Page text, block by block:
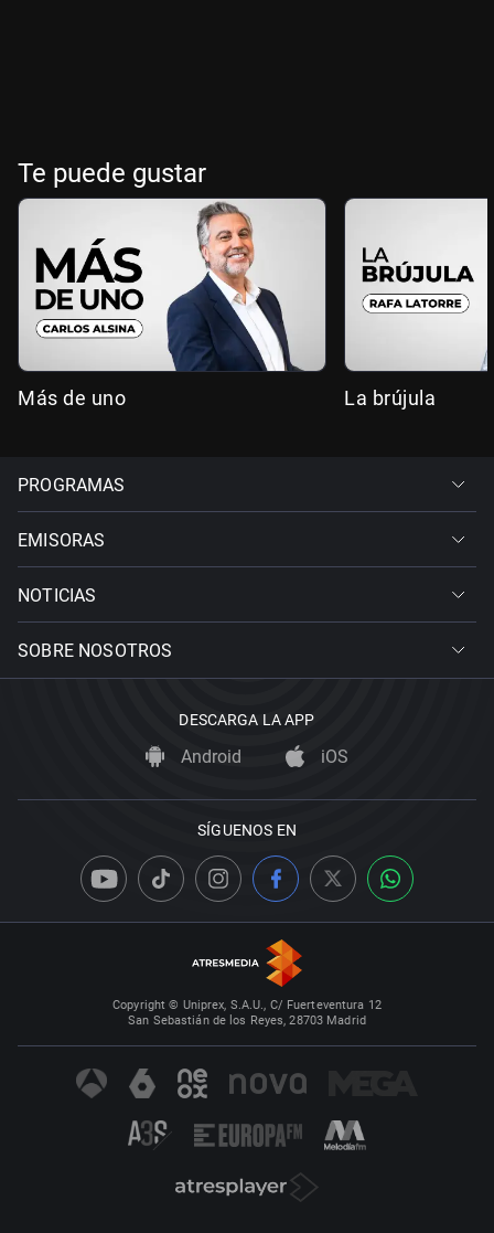
Te puede gustar
Más de uno La brújula
PROGRAMAS
EMISORAS
NOTICIAS
SOBRE NOSOTROS
DESCARGA LA APP
Android iOS
SÍGUENOS EN
Copyright © Uniprex, S.A.U., C/ Fuerteventura 12
San Sebastián de los Reyes, 28703 Madrid